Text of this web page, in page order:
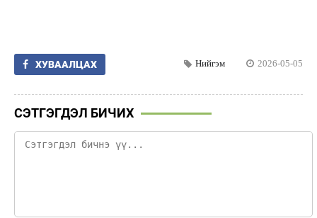
ХУВААЛЦАХ Нийгэм 2026-05-05
СЭТГЭГДЭЛ БИЧИХ